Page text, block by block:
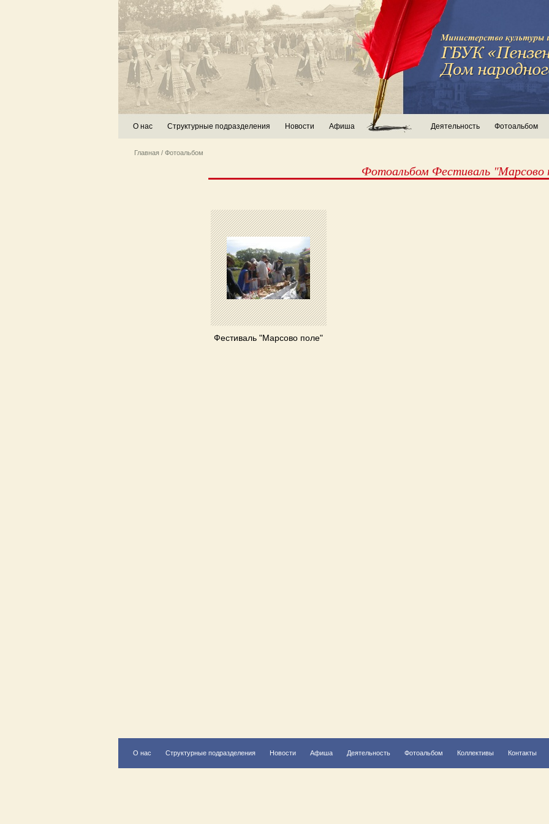
О нас Структурные подразделения Новости Афиша Деятельность Фотоальбом
Главная / Фотоальбом
Фотоальбом Фестиваль "Марсово
Фестиваль "Марсово поле"
О нас Структурные подразделения Новости Афиша Деятельность Фотоальбом Коллективы Контакты